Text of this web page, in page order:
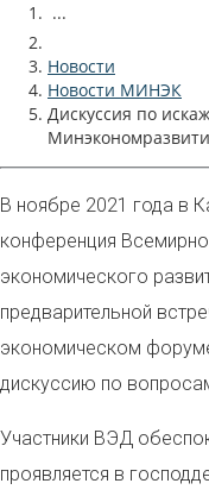
...
Новости
Новости МИНЭК
Дискуссия по
В ноябре 2021 года в
конференция
экономического
предварительной
экономическом
дискуссию по
Участники ВЭД
проявляется в